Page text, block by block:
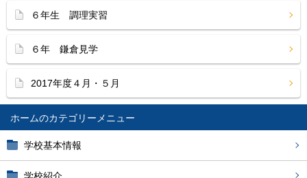
ホーム
学校基本情報
６年生 調理実習
６年 鎌倉見学
2017年度４月・５月